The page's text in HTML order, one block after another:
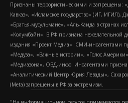
Признаны террористическими и запрещены:
Кавказ», «Исламское государство» (ИГ, ИГИЛ),
«Братья-мусульмане», «Аль-Каида в странах
«Колумбайн». В РФ признана нежелательной
издания «Проект Медиа». СМИ-иноагентами
«Медуза», «Важные истории», «Голос
«Медиазона», ОВД-инфо. Иноагентами
«Аналитический Центр Юрия Левады»,
(Metа) запрещены в РФ за экстремизм.